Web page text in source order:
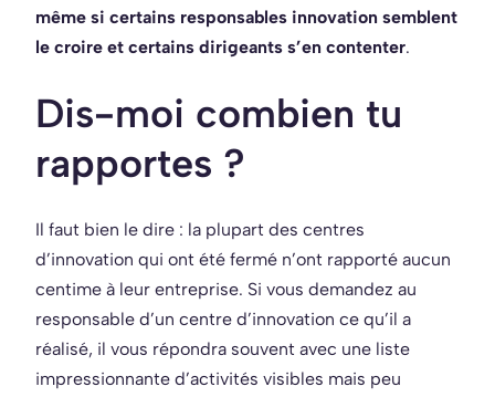
même si certains responsables innovation semblent
le croire et certains dirigeants s’en contenter.
Dis-moi combien tu
rapportes ?
Il faut bien le dire : la plupart des centres
d’innovation qui ont été fermé n’ont rapporté aucun
centime à leur entreprise. Si vous demandez au
responsable d’un centre d’innovation ce qu’il a
réalisé, il vous répondra souvent avec une liste
impressionnante d’activités visibles mais peu